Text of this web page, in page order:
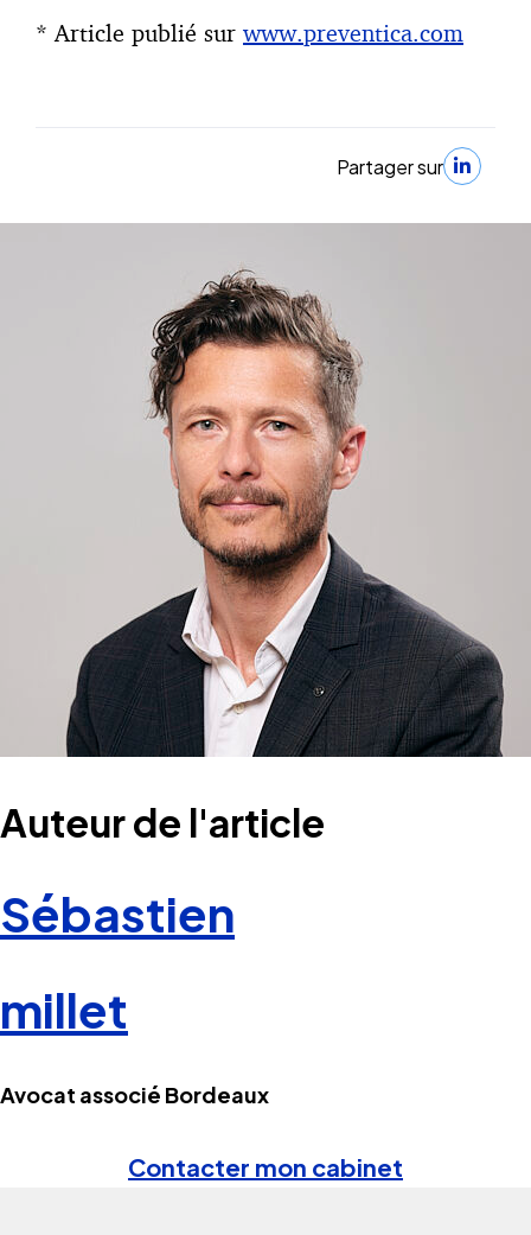
* Article publié sur www.preventica.com
Partager sur
Auteur de l'article
Sébastien
millet
Avocat associé Bordeaux
Contacter mon cabinet